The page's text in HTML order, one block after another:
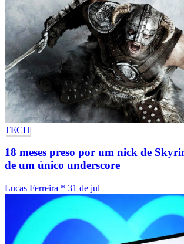
TECH
18 meses preso por um nick de
de um único underscore
Lucas Ferreira * 31 de jul